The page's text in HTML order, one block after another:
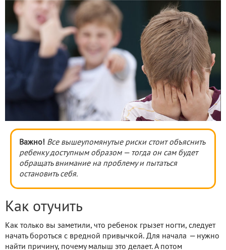
Важно! Все вышеупомянутые риски стоит объяснить
ребенку доступным образом — тогда он сам будет
обращать внимание на проблему и пытаться
остановить себя.
Как отучить
Как только вы заметили, что ребенок грызет ногти, следует
начать бороться с вредной привычкой. Для начала — нужно
найти причину, почему малыш это делает. А потом